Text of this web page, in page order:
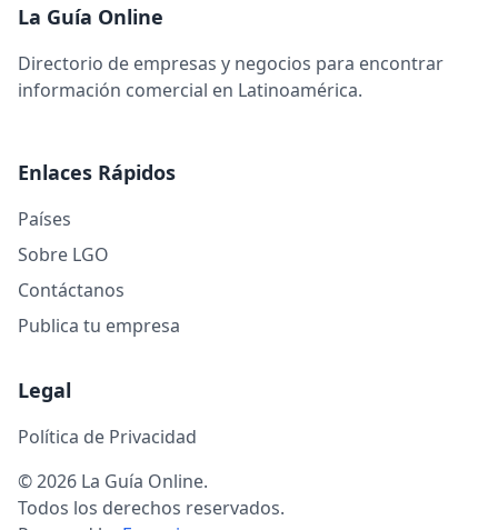
La Guía Online
Directorio de empresas y negocios para encontrar
información comercial en Latinoamérica.
Enlaces Rápidos
Países
Sobre LGO
Contáctanos
Publica tu empresa
Legal
Política de Privacidad
© 2026 La Guía Online.
Todos los derechos reservados.